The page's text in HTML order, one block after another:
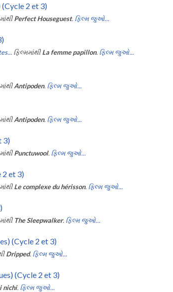
2 et 3)
Perfect Houseguest. ફિલ્મ જુઓ...
ફિલ્મમાંથી La femme papillon. ફિલ્મ જુઓ...
Antipoden. ફિલ્મ જુઓ...
Antipoden. ફિલ્મ જુઓ...
3)
Punctuwool. ફિલ્મ જુઓ...
2 et 3)
Le complexe du hérisson. ફિલ્મ જુઓ...
The Sleepwalker. ફિલ્મ જુઓ...
(Cycle 2 et 3)
Dripped. ફિલ્મ જુઓ...
(Cycle 2 et 3)
nichi. ફિલ્મ જુઓ...